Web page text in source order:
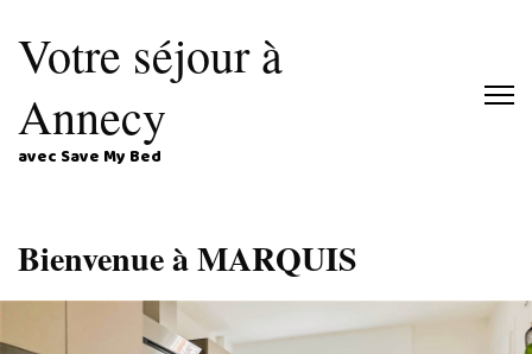
Votre séjour à
Annecy
avec Save My Bed
Bienvenue à MARQUIS